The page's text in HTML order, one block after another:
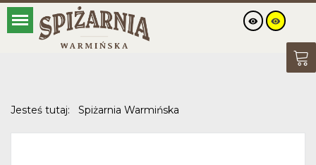
Jesteś tutaj: Spiżarnia Warmińska